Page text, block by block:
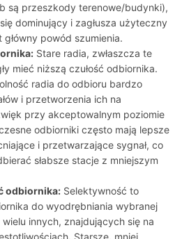
są przeszkody terenowe/budynki),
dominujący i zagłusza użyteczny
główny powód szumienia.
Stare radia, zwłaszcza te
mieć niższą czułość odbiornika.
radia do odbioru bardzo
i przetworzenia ich na
przy akceptowalnym poziomie
odbiorniki często mają lepsze
i przetwarzające sygnał, co
słabsze stacje z mniejszym
odbiornika: Selektywność to
do wyodrębniania wybranej
innych, znajdujących się na
Starsze, mniej